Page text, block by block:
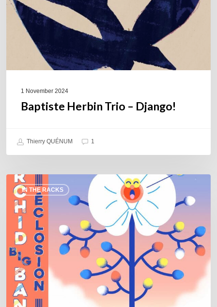
1 November 2024
Baptiste Herbin Trio – Django!
Thierry QUÉNUM 1
IN THE RACKS
Orchid
Big
Band
Éclosion